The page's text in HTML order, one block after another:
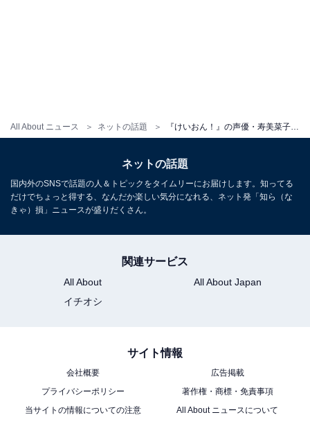
All About ニュース ネットの話題 『けいおん！』の声優・寿美菜子、結婚を報告！ 「人妻ティータイムが完全体に」「これでスフィアの皆さん全員が既婚者」
ネットの話題
国内外のSNSで話題の人＆トピックをタイムリーにお届けします。知ってる
だけでちょっと得する、なんだか楽しい気分になれる、ネット発「知ら（な
きゃ）損」ニュースが盛りだくさん。
関連サービス
All About
All About Japan
イチオシ
サイト情報
会社概要
広告掲載
プライバシーポリシー
著作権・商標・免責事項
当サイトの情報についての注意
All About ニュースについて